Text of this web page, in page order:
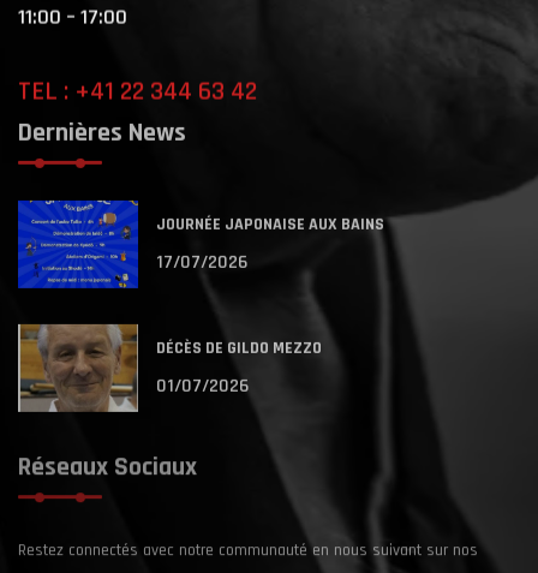
11:00 – 17:00
TEL : +41 22 344 63 42
Dernières News
JOURNÉE JAPONAISE AUX BAINS
17/07/2026
DÉCÈS DE GILDO MEZZO
01/07/2026
Réseaux Sociaux
Restez connectés avec notre communauté en nous suivant sur nos